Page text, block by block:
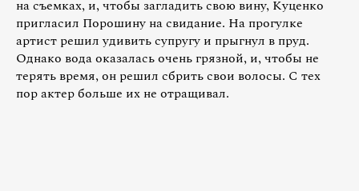
на съемках, и, чтобы загладить свою вину, Куценко
пригласил Порошину на свидание. На прогулке
артист решил удивить супругу и прыгнул в пруд.
Однако вода оказалась очень грязной, и, чтобы не
терять время, он решил сбрить свои волосы. С тех
пор актер больше их не отращивал.